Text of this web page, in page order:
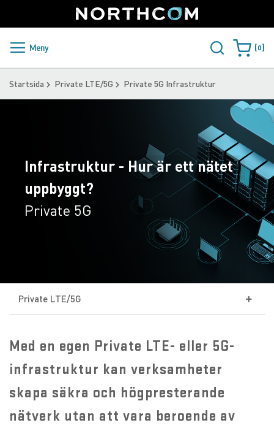
to
Content
Sweden
PRODUKTER OCH LÖSNINGAR
NORTHCOM
LADDA NER
Meny Varukorgen
0
Startsida Private LTE/5G Private 5G Infrastruktur
Infrastruktur - Hur är ett nätet
uppbyggt?
Private 5G
Med en egen Private LTE- eller 5G-
infrastruktur kan verksamheter
skapa säkra och högpresterande
nätverk utan att vara beroende av
Private LTE/5G
Apeiroon - Mobila Nätverkslösningar
Private 5G Infrastruktur